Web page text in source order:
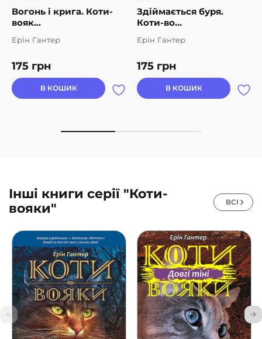
Вогонь і крига. Коти-
вояк...
175 грн
Ерін Гантер
В КОШИК
Здіймається буря.
Коти-во...
175 грн
Ерін Гантер
В КОШИК
Інші книги серії "Коти-
вояки"
ВСІ